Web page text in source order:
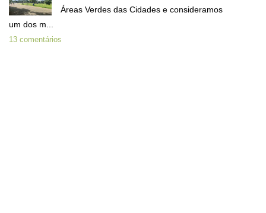
Áreas Verdes das Cidades e consideramos
um dos m...
13 comentários